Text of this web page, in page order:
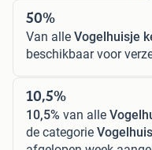
50%
Van alle Vogelhuisje
beschikbaar voor
10,5%
10,5% van alle
de categorie